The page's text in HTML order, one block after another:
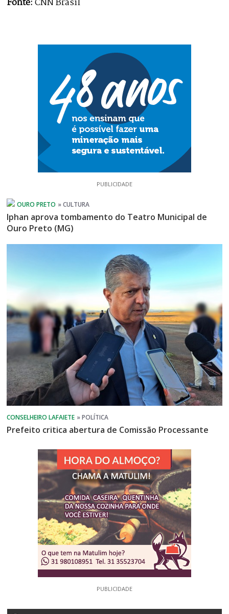
PUBLICIDADE
Iphan aprova tombamento do Teatro Municipal de
Ouro Preto (MG)
Prefeito critica abertura de Comissão Processante
PUBLICIDADE